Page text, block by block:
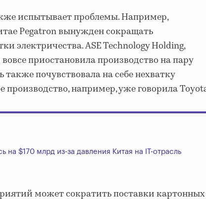
испытывает проблемы. Например,
Pegatron вынужден сокращать
электричества. ASE Technology Holding,
приостановила производство на пару
почувствовала на себе нехватку
производство, например, уже говорила
на $170 млрд из-за давления Китая на IT-отрасль
может сократить поставки картонных